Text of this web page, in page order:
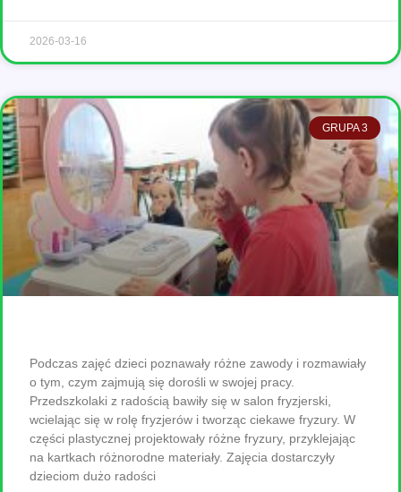
2026-03-16
GRUPA 3
Podczas zajęć dzieci poznawały różne zawody i rozmawiały
o tym, czym zajmują się dorośli w swojej pracy.
Przedszkolaki z radością bawiły się w salon fryzjerski,
wcielając się w rolę fryzjerów i tworząc ciekawe fryzury. W
części plastycznej projektowały różne fryzury, przyklejając
na kartkach różnorodne materiały. Zajęcia dostarczyły
dzieciom dużo radości